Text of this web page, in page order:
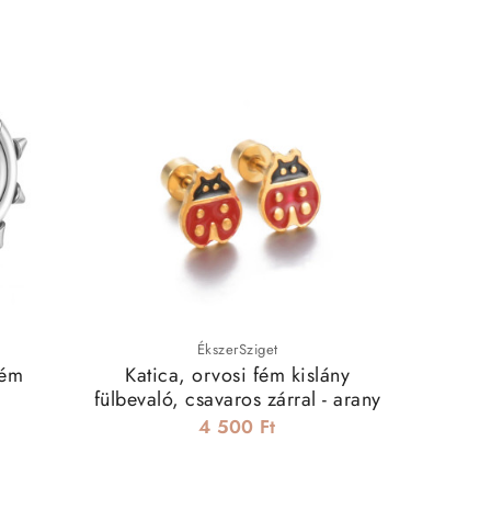
ÉkszerSziget
Katica, orvosi fém kislány
fülbevaló, csavaros zárral - arany
4 500 Ft